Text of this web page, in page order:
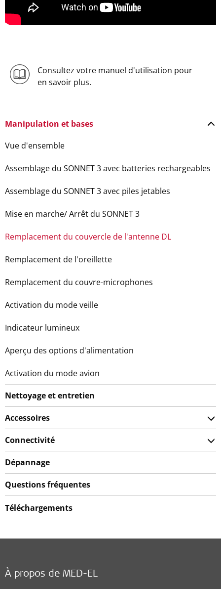
Consultez votre manuel d'utilisation pour
en savoir plus.
Manipulation et bases
Vue d'ensemble
Assemblage du SONNET 3 avec batteries rechargeables
Assemblage du SONNET 3 avec piles jetables
Mise en marche/ Arrêt du SONNET 3
Remplacement du couvercle de l'antenne DL
Remplacement de l'oreillette
Remplacement du couvre-microphones
Activation du mode veille
Indicateur lumineux
Aperçu des options d'alimentation
Activation du mode avion
Nettoyage et entretien
Accessoires
Connectivité
Dépannage
Questions fréquentes
Téléchargements
À propos de MED-EL